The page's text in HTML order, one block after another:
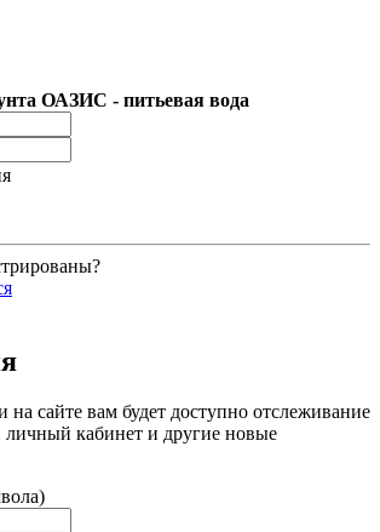
ОАЗИС - питьевая вода
на сайте вам будет доступно отслеживание
личный кабинет и другие новые